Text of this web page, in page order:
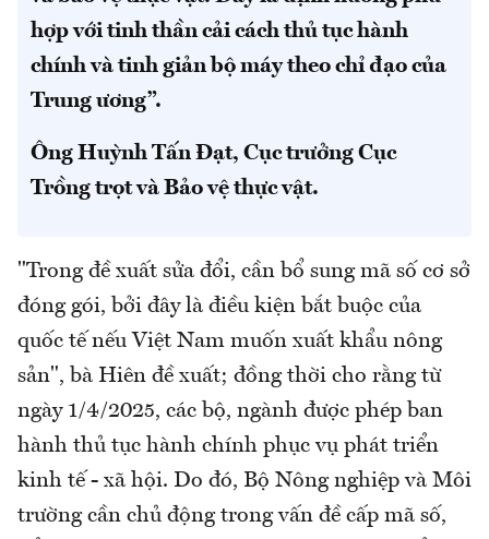
hợp với tinh thần cải cách thủ tục hành
chính và tinh giản bộ máy theo chỉ đạo của
Trung ương”.
Ông Huỳnh Tấn Đạt, Cục trưởng Cục
Trồng trọt và Bảo vệ thực vật.
"Trong đề xuất sửa đổi, cần bổ sung mã số cơ sở
đóng gói, bởi đây là điều kiện bắt buộc của
quốc tế nếu Việt Nam muốn xuất khẩu nông
sản", bà Hiên đề xuất; đồng thời cho rằng từ
ngày 1/4/2025, các bộ, ngành được phép ban
hành thủ tục hành chính phục vụ phát triển
kinh tế - xã hội. Do đó, Bộ Nông nghiệp và Môi
trường cần chủ động trong vấn đề cấp mã số,